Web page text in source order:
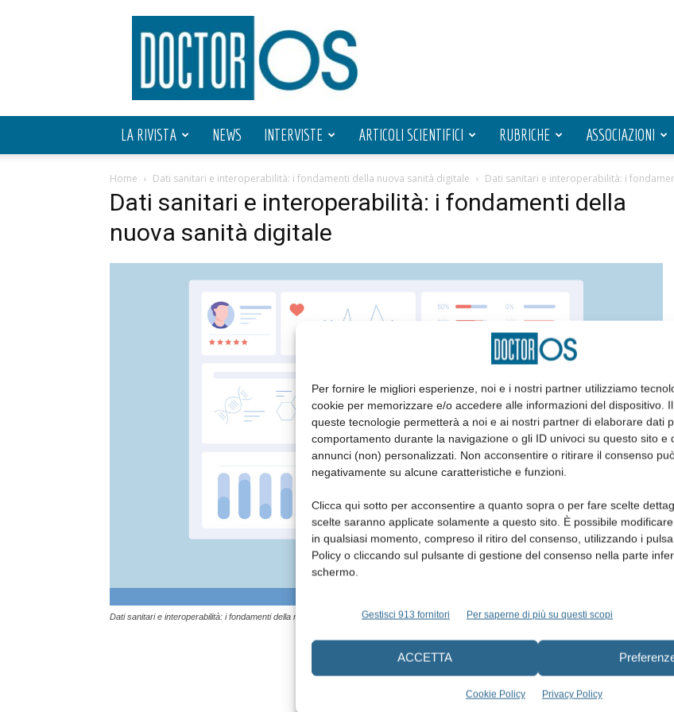
Per fornire le migliori esperienze, noi e i nostri partner utilizziamo
cookie per memorizzare e/o accedere alle informazioni del dispositivo.
queste tecnologie permetterà a noi e ai nostri partner di elaborare dati
comportamento durante la navigazione o gli ID univoci su questo sito e
annunci (non) personalizzati. Non acconsentire o ritirare il consenso
negativamente su alcune caratteristiche e funzioni.
Clicca qui sotto per acconsentire a quanto sopra o per fare scelte
scelte saranno applicate solamente a questo sito. È possibile
in qualsiasi momento, compreso il ritiro del consenso, utilizzando i
Policy o cliccando sul pulsante di gestione del consenso nella parte
schermo.
Gestisci 913 fornitori Per saperne di più su questi scopi
ACCETTA
Cookie Policy Privacy Policy
Doctor
OS
LA RIVISTA NEWS INTERVISTE ARTICOLI SCIENTIFICI RUBRICHE ASSOCIAZIONI
Home Dati sanitari e interoperabilità: i fondamenti della nuova sanità digitale Dati sanitari e interoperabilità: i
Dati sanitari e interoperabilità: i fondamenti della
nuova sanità digitale
Dati sanitari e interoperabilità: i fondamenti della nuova sanità digitale